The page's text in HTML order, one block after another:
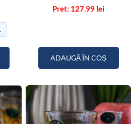
5.00
127.99 lei
ADAUGĂ ÎN COȘ